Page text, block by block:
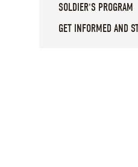
SOLDIER'S PROGRAM
GET INFORMED AND